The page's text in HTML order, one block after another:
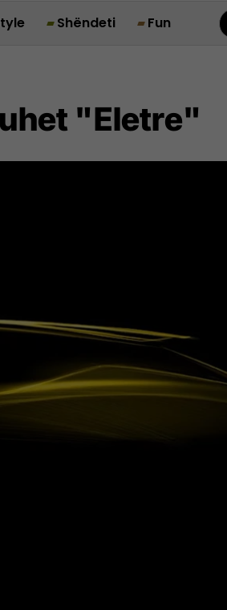
Shëndeti Fun
"Eletre"